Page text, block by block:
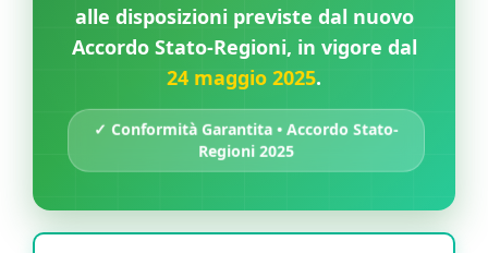
alle disposizioni previste dal nuovo
Accordo Stato-Regioni, in vigore dal
24 maggio 2025.
✓ Conformità Garantita • Accordo Stato-
Regioni 2025